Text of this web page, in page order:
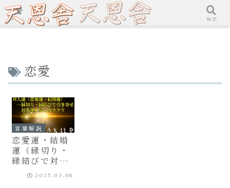
恋愛
言葉解説
恋愛運・結婚
運（縁切り・
縁結びで対人
運を引き寄せ
る）
2025.03.08
ホーム 検索